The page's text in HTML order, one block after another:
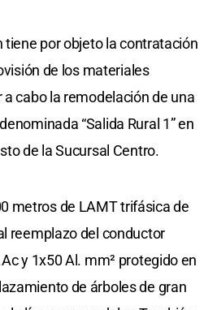
tiene por objeto la contratación
de los materiales
cabo la remodelación de una
“Salida Rural 1” en
de la Sucursal Centro.
metros de LAMT trifásica de
reemplazo del conductor
y 1x50 Al. mm² protegido en
de árboles de gran